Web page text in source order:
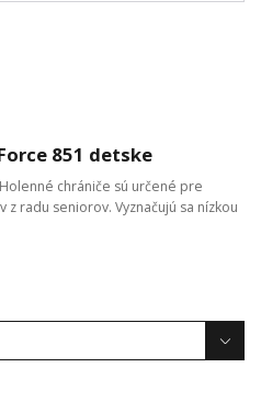
851 detske
chrániče sú určené pre
radu seniorov. Vyznačujú sa nízkou